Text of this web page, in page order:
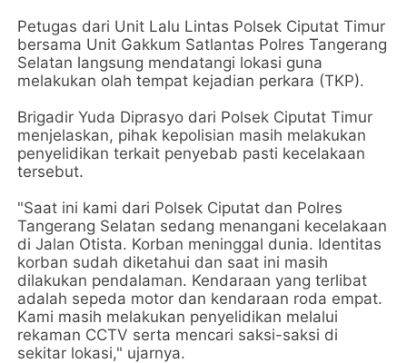
Petugas dari Unit Lalu Lintas Polsek Ciputat Timur
bersama Unit Gakkum Satlantas Polres Tangerang
Selatan langsung mendatangi lokasi guna
melakukan olah tempat kejadian perkara (TKP).
Brigadir Yuda Diprasyo dari Polsek Ciputat Timur
menjelaskan, pihak kepolisian masih melakukan
penyelidikan terkait penyebab pasti kecelakaan
tersebut.
"Saat ini kami dari Polsek Ciputat dan Polres
Tangerang Selatan sedang menangani kecelakaan
di Jalan Otista. Korban meninggal dunia. Identitas
korban sudah diketahui dan saat ini masih
dilakukan pendalaman. Kendaraan yang terlibat
adalah sepeda motor dan kendaraan roda empat.
Kami masih melakukan penyelidikan melalui
rekaman CCTV serta mencari saksi-saksi di
sekitar lokasi," ujarnya.